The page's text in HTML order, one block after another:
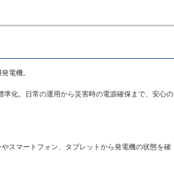
電機。
準化。日常の運用から災害時の電源確保まで、安心の
スマートフォン、タブレットから発電機の状態を確